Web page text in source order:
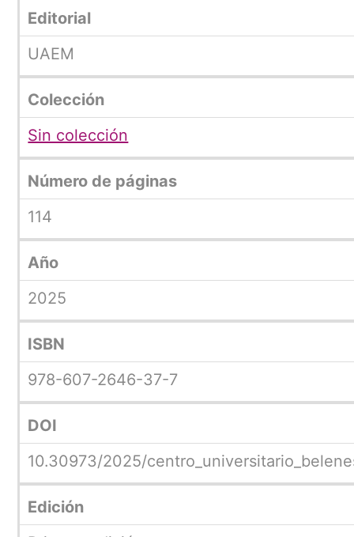
Editorial
UAEM
Colección
Sin colección
Número de páginas
114
Año
2025
ISBN
978-607-2646-37-7
DOI
10.30973/2025/
Edición